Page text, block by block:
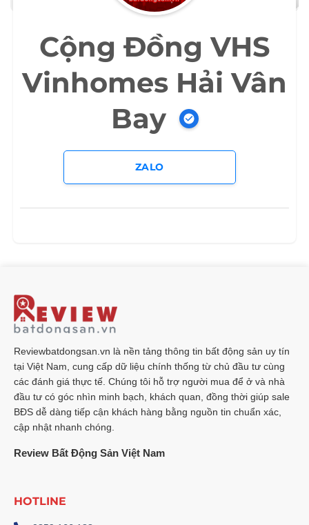
Cộng Đồng VHS
Vinhomes Hải Vân
Bay
ZALO
Reviewbatdongsan.vn là nền tảng thông tin bất động sản uy tín
tại Việt Nam, cung cấp dữ liệu chính thống từ chủ đầu tư cùng
các đánh giá thực tế. Chúng tôi hỗ trợ người mua để ở và nhà
đầu tư có góc nhìn minh bạch, khách quan, đồng thời giúp sale
BĐS dễ dàng tiếp cận khách hàng bằng nguồn tin chuẩn xác,
cập nhật nhanh chóng.
Review Bất Động Sản Việt Nam
HOTLINE